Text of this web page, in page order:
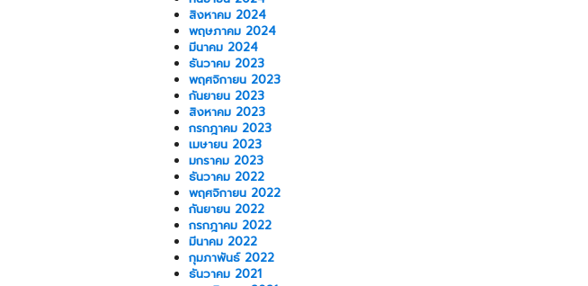
สิงหาคม 2024
พฤษภาคม 2024
มีนาคม 2024
ธันวาคม 2023
พฤศจิกายน 2023
กันยายน 2023
สิงหาคม 2023
กรกฎาคม 2023
เมษายน 2023
มกราคม 2023
ธันวาคม 2022
พฤศจิกายน 2022
กันยายน 2022
กรกฎาคม 2022
มีนาคม 2022
กุมภาพันธ์ 2022
ธันวาคม 2021